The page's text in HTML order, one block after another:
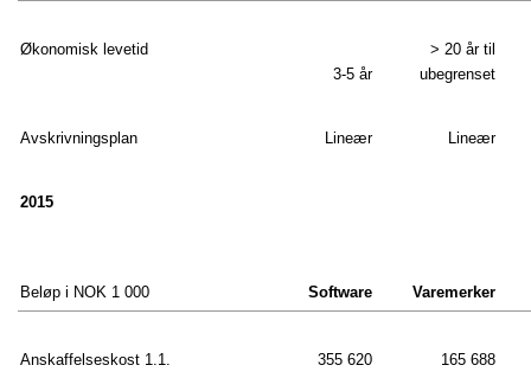
Økonomisk levetid
3-5 år
> 20 år til
ubegrenset
Avskrivningsplan Lineær Lineær
2015
Beløp i NOK 1 000 Software Varemerker
Anskaffelseskost 1.1. 355 620
165 688
PDF Versjon
FERD AS
Kontanstrømoppstilling